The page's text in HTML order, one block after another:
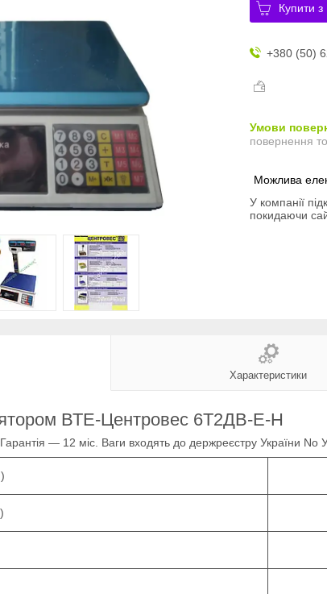
Купити з
+380 (50)
повернення
У компанії
покидаючи
Характеристики
ВТЕ-Центровес 6Т2ДВ-Е-Н
— 12 міс. Ваги входять до держреєстру України No
6